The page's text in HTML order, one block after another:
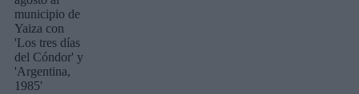
municipio de
Yaiza con
'Los tres días
del Cóndor' y
'Argentina,
1985'